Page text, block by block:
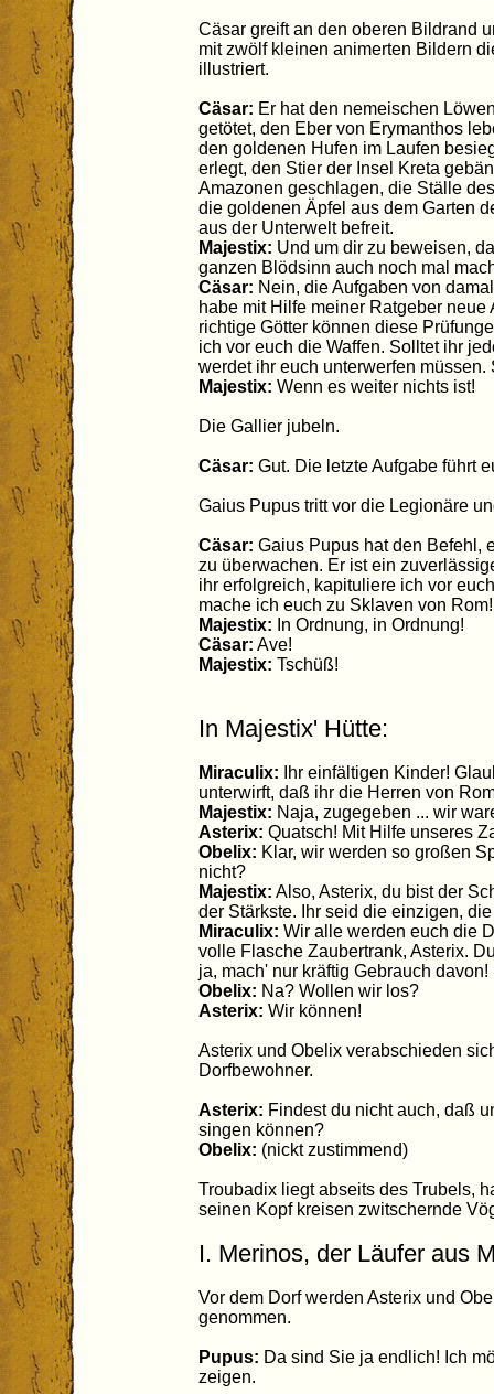
Cäsar greift an den oberen Bildrand
mit zwölf kleinen animerten Bildern
illustriert.
Cäsar: Er hat den nemeischen
getötet, den Eber von Erymanthos
den goldenen Hufen im Laufen
erlegt, den Stier der Insel Kreta
Amazonen geschlagen, die Ställe
die goldenen Äpfel aus dem Garten
aus der Unterwelt befreit.
Majestix: Und um dir zu beweisen,
ganzen Blödsinn auch noch mal
Cäsar: Nein, die Aufgaben von
habe mit Hilfe meiner Ratgeber
richtige Götter können diese
ich vor euch die Waffen. Solltet ihr
werdet ihr euch unterwerfen
Majestix: Wenn es weiter nichts ist!
Die Gallier jubeln.
Cäsar: Gut. Die letzte Aufgabe führt
Gaius Pupus tritt vor die Legionäre
Cäsar: Gaius Pupus hat den Befehl,
zu überwachen. Er ist ein
ihr erfolgreich, kapituliere ich vor
mache ich euch zu Sklaven von Rom!
Majestix: In Ordnung, in Ordnung!
Cäsar: Ave!
Majestix: Tschüß!
In Majestix' Hütte:
Miraculix: Ihr einfältigen Kinder!
unterwirft, daß ihr die Herren von
Majestix: Naja, zugegeben ... wir
Asterix: Quatsch! Mit Hilfe unseres
Obelix: Klar, wir werden so großen
nicht?
Majestix: Also, Asterix, du bist der
der Stärkste. Ihr seid die einzigen,
Miraculix: Wir alle werden euch die
volle Flasche Zaubertrank, Asterix.
ja, mach' nur kräftig Gebrauch davon!
Obelix: Na? Wollen wir los?
Asterix: Wir können!
Asterix und Obelix verabschieden
Dorfbewohner.
Asterix: Findest du nicht auch, daß
singen können?
Obelix: (nickt zustimmend)
Troubadix liegt abseits des Trubels,
seinen Kopf kreisen zwitschernde
I. Merinos, der Läufer aus
Vor dem Dorf werden Asterix und
genommen.
Pupus: Da sind Sie ja endlich! Ich
zeigen.